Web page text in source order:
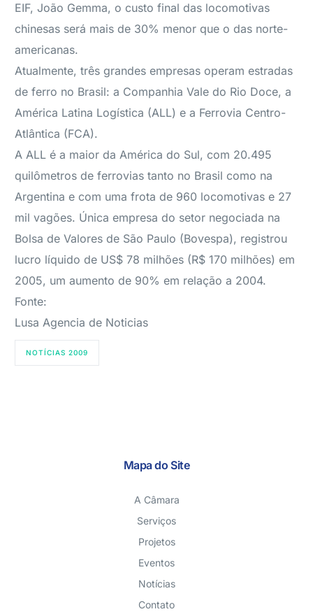
EIF, João Gemma, o custo final das locomotivas
chinesas será mais de 30% menor que o das norte-
americanas.
Atualmente, três grandes empresas operam estradas
de ferro no Brasil: a Companhia Vale do Rio Doce, a
América Latina Logística (ALL) e a Ferrovia Centro-
Atlântica (FCA).
A ALL é a maior da América do Sul, com 20.495
quilômetros de ferrovias tanto no Brasil como na
Argentina e com uma frota de 960 locomotivas e 27
mil vagões. Única empresa do setor negociada na
Bolsa de Valores de São Paulo (Bovespa), registrou
lucro líquido de US$ 78 milhões (R$ 170 milhões) em
2005, um aumento de 90% em relação a 2004.
Fonte:
Lusa Agencia de Noticias
NOTÍCIAS 2009
Mapa do Site
A Câmara
Serviços
Projetos
Eventos
Notícias
Contato